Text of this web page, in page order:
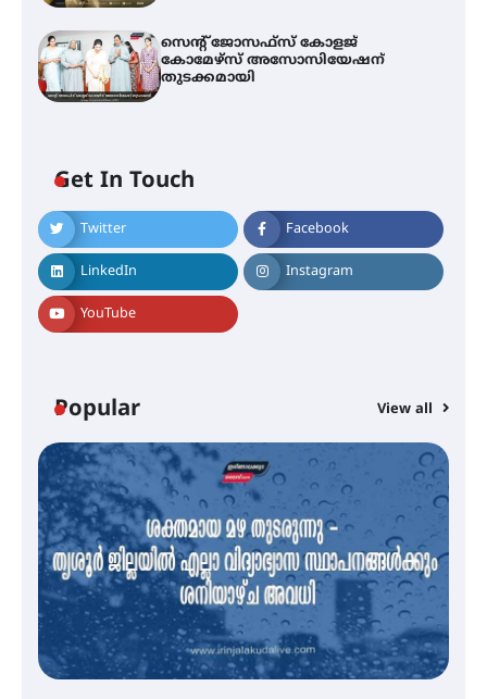
സെന്റ് ജോസഫ്സ് കോളജ്
കോമേഴ്‌സ് അസോസിയേഷന്
തുടക്കമായി
Get In Touch
Twitter Facebook
LinkedIn Instagram
YouTube
Popular View all
എം.ജി. യൂണിവേഴ്‌സിറ്റിയിൽ നിന്ന്
ഇംഗ്ളീഷ് സാഹിത്യത്തിൽ
ഡോക്ടറേറ്റ് നേടിയ എൻ. ആര്യ
വെള്ളിയാഴ്ച സ്‌ക്രീൻ ചെയ്യുന്നു
സെന്റ് ജോസഫ്സ് കോളജ്
കോമേഴ്‌സ് അസോസിയേഷന്
തുടക്കമായി
കോമേഴ്സ് എക്സ്പോയുമായി
എസ് എൻ ഹയർ സെക്കൻഡറി
വിദ്യാർത്ഥികൾ